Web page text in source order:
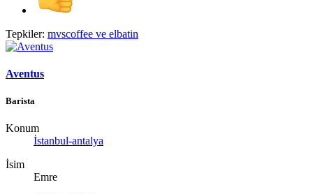
Tepkiler: mvscoffee ve elbatin
Aventus
Barista
Konum
İstanbul-antalya
İsim
Emre